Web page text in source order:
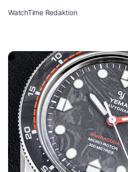
WatchTime Redaktion